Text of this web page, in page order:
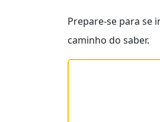
Prepare-se para se
caminho do saber.